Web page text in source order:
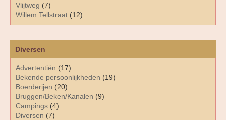
Diversen
Advertentiën (17)
Bekende persoonlijkheden (19)
Boerderijen (20)
Bruggen/Beken/Kanalen (9)
Campings (4)
Diversen (7)
Vlijtweg (7)
Willem Tellstraat (12)